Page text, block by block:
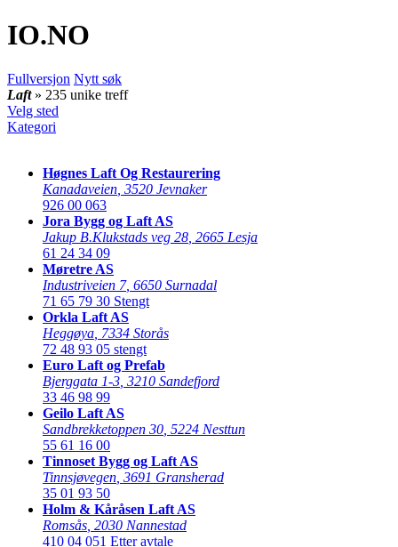
IO.NO
Fullversjon Nytt søk
Laft » 235 unike treff
Velg sted
Kategori
Høgnes Laft Og Restaurering
Kanadaveien 3520 Jevnaker
926 00 063
Jora Bygg og Laft AS
Jakup B.Klukstads veg 28 2665 Lesja
61 24 34 09
Møretre AS
Industriveien 7, 6650 Surnadal
71 65 79 30 Stengt
Orkla Laft AS
Heggøya 7334 Storås
72 48 93 05 stengt
Euro Laft og Prefab
Bjerggata 1-3 3210 Sandefjord
33 46 98 99
Geilo Laft AS
Sandbrekketoppen 30 5224 Nesttun
55 61 16 00
Tinnoset Bygg og Laft AS
Tinnsjøvegen 3691 Gransherad
35 01 93 50
Holm & Kåråsen Laft AS
Romsås 2030 Nannestad
410 04 051 Etter avtale